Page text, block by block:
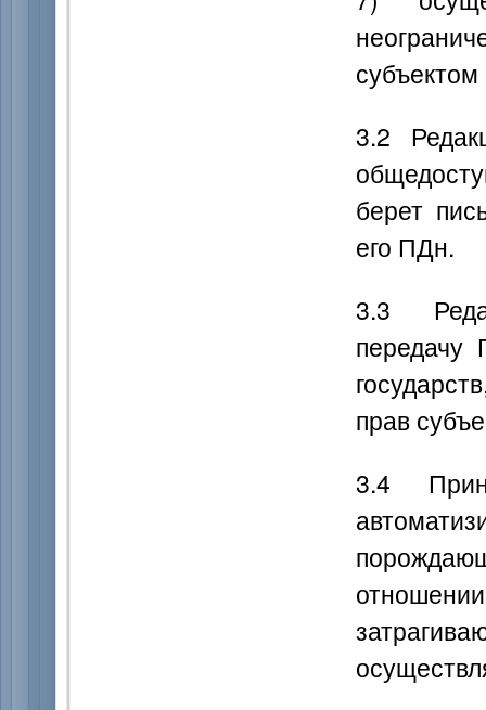
3.2
берет
его ПДн.
3.3
передачу
прав
3.4